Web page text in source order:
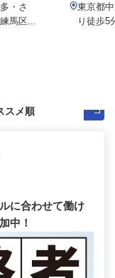
・さ
馬区...
東京都
り徒歩5
に合わせて働け
中！